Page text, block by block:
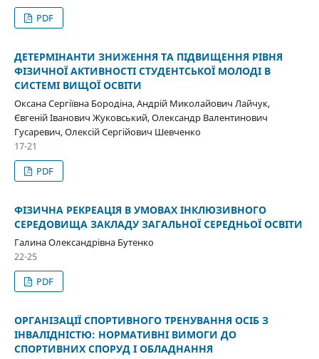
PDF
ДЕТЕРМІНАНТИ ЗНИЖЕННЯ ТА ПІДВИЩЕННЯ РІВНЯ
ФІЗИЧНОЇ АКТИВНОСТІ СТУДЕНТСЬКОЇ МОЛОДІ В
СИСТЕМІ ВИЩОЇ ОСВІТИ
Оксана Сергіївна Бородіна, Андрій Миколайович Лайчук,
Євгеній Іванович Жуковський, Олександр Валентинович
Гусаревич, Олексій Сергійович Шевченко
17-21
PDF
ФІЗИЧНА РЕКРЕАЦІЯ В УМОВАХ ІНКЛЮЗИВНОГО
СЕРЕДОВИЩА ЗАКЛАДУ ЗАГАЛЬНОЇ СЕРЕДНЬОЇ ОСВІТИ
Галина Олександрівна Бутенко
22-25
PDF
ОРГАНІЗАЦІЇ СПОРТИВНОГО ТРЕНУВАННЯ ОСІБ З
ІНВАЛІДНІСТЮ: НОРМАТИВНІ ВИМОГИ ДО
СПОРТИВНИХ СПОРУД І ОБЛАДНАННЯ